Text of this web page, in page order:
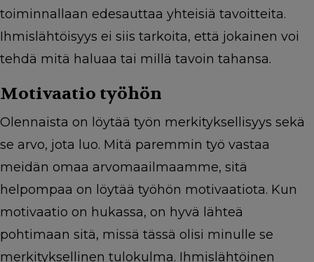
toiminnallaan edesauttaa yhteisiä tavoitteita.
Ihmislähtöisyys ei siis tarkoita, että jokainen voi
tehdä mitä haluaa tai millä tavoin tahansa.
Motivaatio työhön
Olennaista on löytää työn merkityksellisyys sekä
se arvo, jota luo. Mitä paremmin työ vastaa
meidän omaa arvomaailmaamme, sitä
helpompaa on löytää työhön motivaatiota. Kun
motivaatio on hukassa, on hyvä lähteä
pohtimaan sitä, missä tässä olisi minulle se
merkityksellinen tulokulma. Ihmislähtöinen